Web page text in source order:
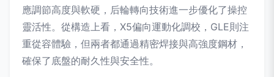
應調節高度與軟硬，后輪轉向技術進一步優化了操控
靈活性。從構造上看，X5偏向運動化調校，GLE則注
重從容體驗，但兩者都通過精密焊接與高強度鋼材，
確保了底盤的耐久性與安全性。